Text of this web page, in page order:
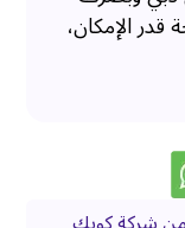
الإمكان،